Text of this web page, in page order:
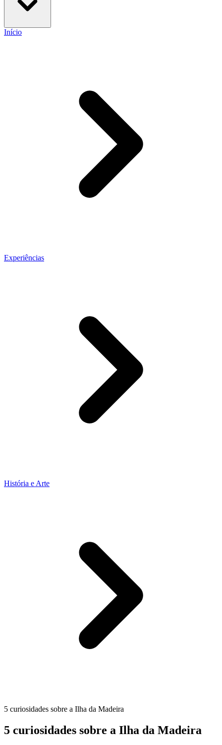
Início
Experiências
História e Arte
5 curiosidades sobre a Ilha da Madeira
5 curiosidades sobre a Ilha da Madeira